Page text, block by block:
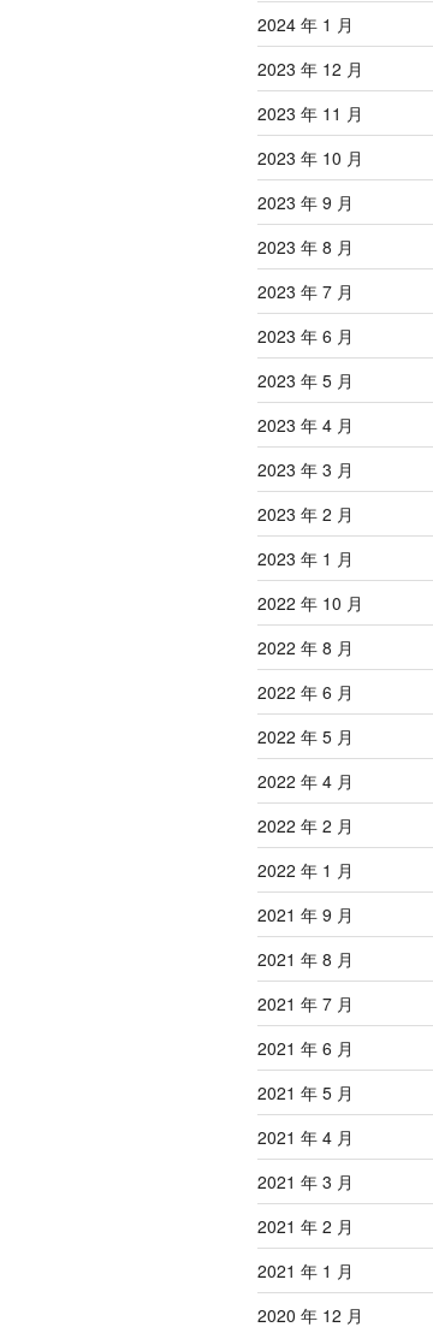
2024 年 1 月
2023 年 12 月
2023 年 11 月
2023 年 10 月
2023 年 9 月
2023 年 8 月
2023 年 7 月
2023 年 6 月
2023 年 5 月
2023 年 4 月
2023 年 3 月
2023 年 2 月
2023 年 1 月
2022 年 10 月
2022 年 8 月
2022 年 6 月
2022 年 5 月
2022 年 4 月
2022 年 2 月
2022 年 1 月
2021 年 9 月
2021 年 8 月
2021 年 7 月
2021 年 6 月
2021 年 5 月
2021 年 4 月
2021 年 3 月
2021 年 2 月
2021 年 1 月
2020 年 12 月